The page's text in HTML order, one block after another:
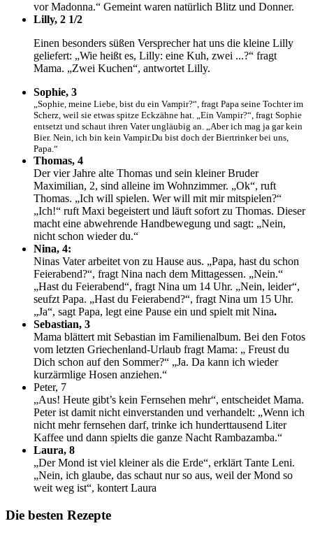
vor Madonna.“ Gemeint waren natürlich Blitz und Donner.
Lilly, 2 1/2
Einen besonders süßen Versprecher hat uns die kleine Lilly
geliefert: „Wie heißt es, Lilly: eine Kuh, zwei ...?“ fragt
Mama. „Zwei Kuchen“, antwortet Lilly.
Sophie, 3
„Sophie, meine Liebe, bist du ein Vampir?“, fragt Papa seine Tochter im
Scherz, weil sie etwas spitze Eckzähne hat. „Ein Vampir?“, fragt Sophie
entsetzt und schaut ihren Vater ungläubig an. „Aber ich mag ja gar kein
Bier. Nein, ich bin kein Vampir.Du bist doch der Biertrinker bei uns,
Papa.“
Thomas, 4
Der vier Jahre alte Thomas und sein kleiner Bruder
Maximilian, 2, sind alleine im Wohnzimmer. „Ok“, ruft
Thomas. „Ich will spielen. Wer will mit mir mitspielen?“
„Ich!“ ruft Maxi begeistert und läuft sofort zu Thomas. Dieser
macht eine abwehrende Handbewegung und sagt: „Nein,
nicht schon wieder du.“
Nina, 4:
Ninas Vater arbeitet von zu Hause aus. „Papa, hast du schon
Feierabend?“, fragt Nina nach dem Mittagessen. „Nein.“
„Hast du Feierabend“, fragt Nina um 14 Uhr. „Nein, leider“,
seufzt Papa. „Hast du Feierabend?“, fragt Nina um 15 Uhr.
„Ja“, sagt Papa, legt eine Pause ein und spielt mit Nina.
Sebastian, 3
Mama blättert mit Sebastian im Familienalbum. Bei den Fotos
vom letzten Griechenland-Urlaub fragt Mama: „ Freust du
Dich schon auf den Sommer?“ „Ja. Da kann ich wieder
kurzärmlige Hosen anziehen.“
Peter, 7
„Aus! Heute gibt’s kein Fernsehen mehr“, entscheidet Mama.
Peter ist damit nicht einverstanden und verhandelt: „Wenn ich
nicht mehr fernsehen darf, trinke ich hunderttausend Liter
Kaffee und dann spielts die ganze Nacht Rambazamba.“
Laura, 8
„Der Mond ist viel kleiner als die Erde“, erklärt Tante Leni.
„Nein, ich glaube, das schaut nur so aus, weil der Mond so
weit weg ist“, kontert Laura
Die besten Rezepte